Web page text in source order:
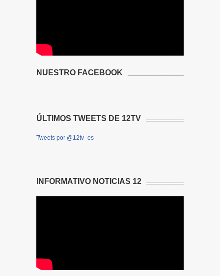
NUESTRO FACEBOOK
ÚLTIMOS TWEETS DE 12TV
Tweets por @12tv_es
INFORMATIVO NOTICIAS 12